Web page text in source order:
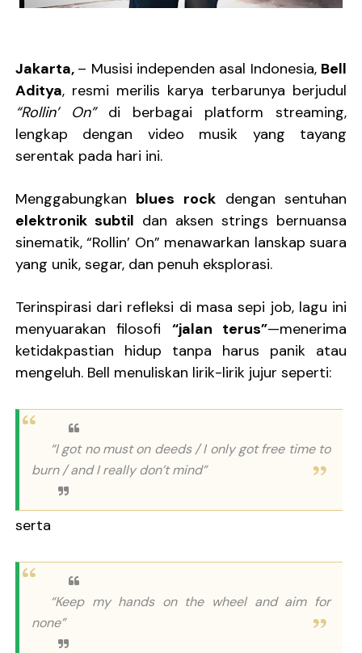
Kentara Lanjutkan Narasi Emosional Lewat Single
The Joo’s Sajikan Kritik Sosial dalam Balutan
Hallimun Menyeruak dari Kabut Sukabumi Lewat EP
Jakarta, – Musisi independen asal Indonesia, Bell
Aditya, resmi merilis karya terbarunya berjudul
“Rollin’ On”di berbagai platform streaming,
lengkap dengan video musik yang tayang
serentak pada hari ini.
Menggabungkan blues rock dengan sentuhan
elektronik subtil dan aksen strings bernuansa
sinematik, “Rollin’ On” menawarkan lanskap suara
yang unik, segar, dan penuh eksplorasi.
Terinspirasi dari refleksi di masa sepi job, lagu ini
menyuarakan filosofi “jalan terus”—menerima
ketidakpastian hidup tanpa harus panik atau
mengeluh. Bell menuliskan lirik-lirik jujur seperti:
“I got no must on deeds / I only got free time to
burn / and I really don’t mind”
serta
“Keep my hands on the wheel and aim for
none”